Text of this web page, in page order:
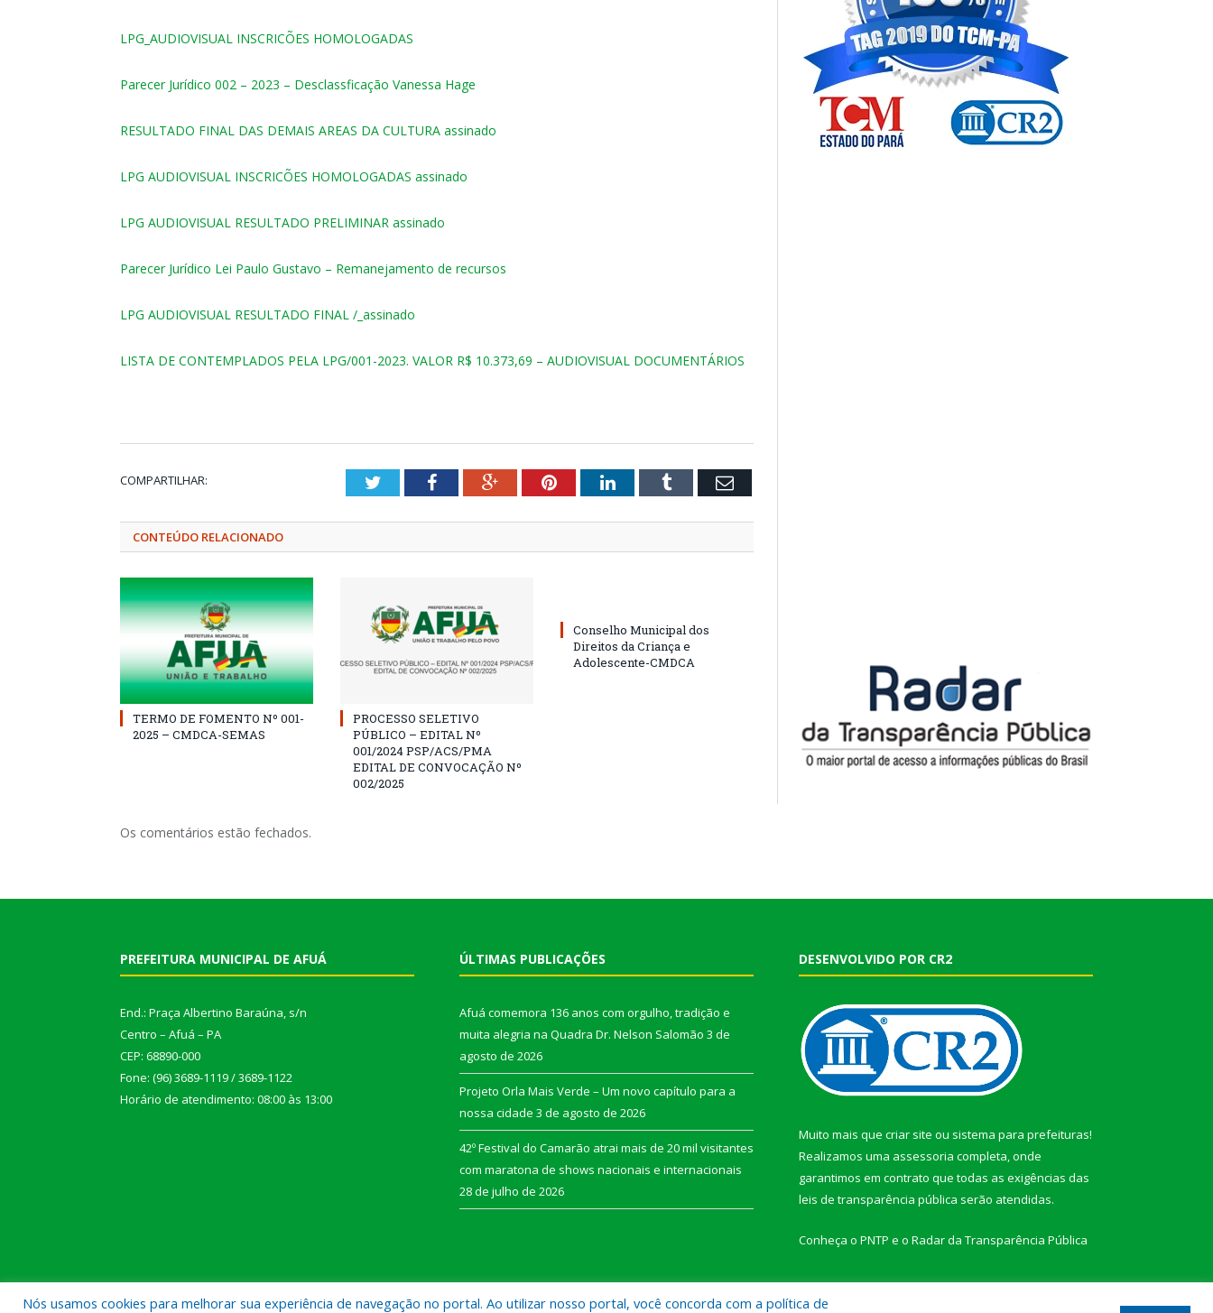
LPG_AUDIOVISUAL INSCRICÕES HOMOLOGADAS
Parecer Jurídico 002 – 2023 – Desclassficação Vanessa Hage
RESULTADO FINAL DAS DEMAIS AREAS DA CULTURA assinado
LPG AUDIOVISUAL INSCRICÕES HOMOLOGADAS assinado
LPG AUDIOVISUAL RESULTADO PRELIMINAR assinado
Parecer Jurídico Lei Paulo Gustavo – Remanejamento de recursos
LPG AUDIOVISUAL RESULTADO FINAL /_assinado
LISTA DE CONTEMPLADOS PELA LPG/001-2023. VALOR R$ 10.373,69 – AUDIOVISUAL DOCUMENTÁRIOS
COMPARTILHAR: TwitterFacebookGoogle+PinterestLinkedInTumblr Email
CONTEÚDO RELACIONADO
TERMO DE FOMENTO Nº 001-
2025 – CMDCA-SEMAS
PROCESSO SELETIVO
PÚBLICO – EDITAL Nº
001/2024 PSP/ACS/PMA
EDITAL DE CONVOCAÇÃO Nº
002/2025
Conselho Municipal dos
Direitos da Criança e
Adolescente-CMDCA
Os comentários estão fechados.
PREFEITURA MUNICIPAL DE AFUÁ
End.: Praça Albertino Baraúna, s/n
Centro – Afuá – PA
CEP: 68890-000
Fone: (96) 3689-1119 / 3689-1122
Horário de atendimento: 08:00 às 13:00
ÚLTIMAS PUBLICAÇÕES
Afuá comemora 136 anos com orgulho, tradição e
muita alegria na Quadra Dr. Nelson Salomão 3 de
agosto de 2026
Projeto Orla Mais Verde – Um novo capítulo para a
nossa cidade 3 de agosto de 2026
42º Festival do Camarão atrai mais de 20 mil visitantes
com maratona de shows nacionais e internacionais
28 de julho de 2026
DESENVOLVIDO POR CR2
Muito mais que criar site ou sistema para prefeituras!
Realizamos uma assessoria completa, onde
garantimos em contrato que todas as exigências das
leis de transparência pública serão atendidas.
Conheça o PNTP e o Radar da Transparência Pública
Nós usamos cookies para melhorar sua experiência de navegação no portal. Ao utilizar nosso portal, você concorda com a política de